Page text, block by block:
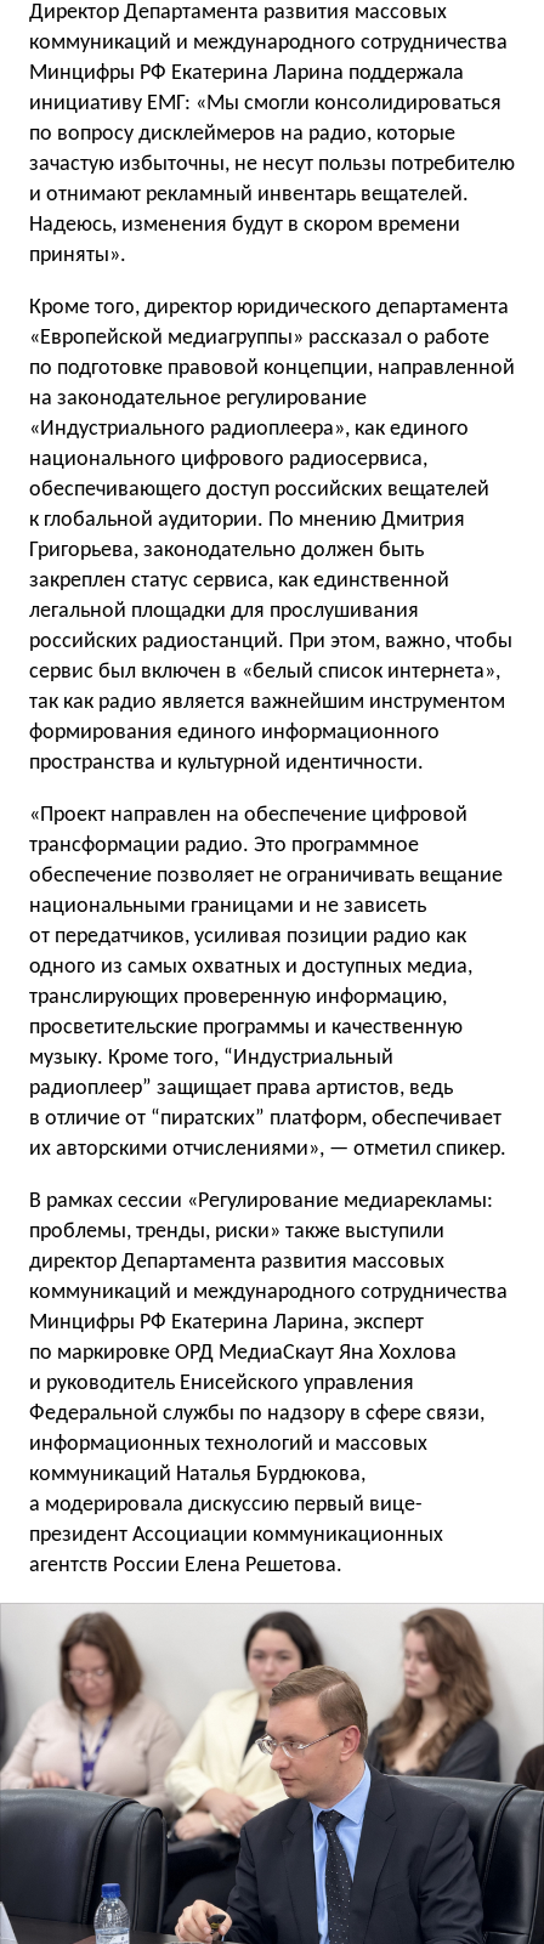
Директор Департамента развития массовых
коммуникаций и международного сотрудничества
Минцифры РФ Екатерина Ларина поддержала
инициативу ЕМГ: «Мы смогли консолидироваться
по вопросу дисклеймеров на радио, которые
зачастую избыточны, не несут пользы потребителю
и отнимают рекламный инвентарь вещателей.
Надеюсь, изменения будут в скором времени
приняты».
Кроме того, директор юридического департамента
«Европейской медиагруппы» рассказал о работе
по подготовке правовой концепции, направленной
на законодательное регулирование
«Индустриального радиоплеера», как единого
национального цифрового радиосервиса,
обеспечивающего доступ российских вещателей
к глобальной аудитории. По мнению Дмитрия
Григорьева, законодательно должен быть
закреплен статус сервиса, как единственной
легальной площадки для прослушивания
российских радиостанций. При этом, важно, чтобы
сервис был включен в «белый список интернета»,
так как радио является важнейшим инструментом
формирования единого информационного
пространства и культурной идентичности.
«Проект направлен на обеспечение цифровой
трансформации радио. Это программное
обеспечение позволяет не ограничивать вещание
национальными границами и не зависеть
от передатчиков, усиливая позиции радио как
одного из самых охватных и доступных медиа,
транслирующих проверенную информацию,
просветительские программы и качественную
музыку. Кроме того, “Индустриальный
радиоплеер” защищает права артистов, ведь
в отличие от “пиратских” платформ, обеспечивает
их авторскими отчислениями», — отметил спикер.
В рамках сессии «Регулирование медиарекламы:
проблемы, тренды, риски» также выступили
директор Департамента развития массовых
коммуникаций и международного сотрудничества
Минцифры РФ Екатерина Ларина, эксперт
по маркировке ОРД МедиаСкаут Яна Хохлова
и руководитель Енисейского управления
Федеральной службы по надзору в сфере связи,
информационных технологий и массовых
коммуникаций Наталья Бурдюкова,
а модерировала дискуссию первый вице-
президент Ассоциации коммуникационных
агентств России Елена Решетова.